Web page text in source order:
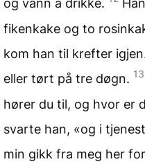
og vann å drikke.
fikenkake og to
kom han til krefter
eller tørt på tre døgn. 13
hører du til, og hvor er
svarte han, «og i
min gikk fra meg her